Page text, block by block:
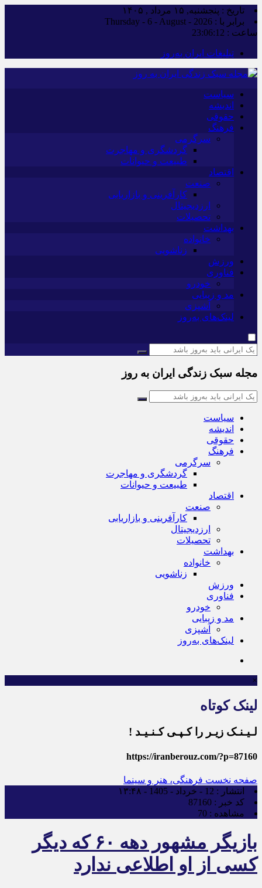
تاریخ : پنجشنبه, ۱۵ مرداد , ۱۴۰۵
برابر با : Thursday - 6 - August - 2026
ساعت : 23:06:13
تبلیغات ایران به‌روز
سیاست
اندیشه
حقوقی
فرهنگ
سرگرمی
گردشگری و مهاجرت
طبیعت و حیوانات
اقتصاد
صنعت
کارآفرینی و بازاریابی
ارزدیجیتال
تحصیلات
بهداشت
خانواده
زناشویی
ورزش
فناوری
خودرو
مد و زیبایی
آشپزی
لینک‌های به‌روز
مجله سبک زندگی ایران به روز
سیاست
اندیشه
حقوقی
فرهنگ
سرگرمی
گردشگری و مهاجرت
طبیعت و حیوانات
اقتصاد
صنعت
کارآفرینی و بازاریابی
ارزدیجیتال
تحصیلات
بهداشت
خانواده
زناشویی
ورزش
فناوری
خودرو
مد و زیبایی
آشپزی
لینک‌های به‌روز
×
لینک کوتاه
لـیـنـک زیـر را کـپـی کـنـیـد !
https://iranberouz.com/?p=87160
صفحه نخست فرهنگی، هنر و سینما
انتشار : 12 - خرداد - 1405 - ۱۳:۴۸
کد خبر : 87160
مشاهده : 70
بازیگر مشهور دهه ۶۰ که دیگر
کسی از او اطلاعی ندارد